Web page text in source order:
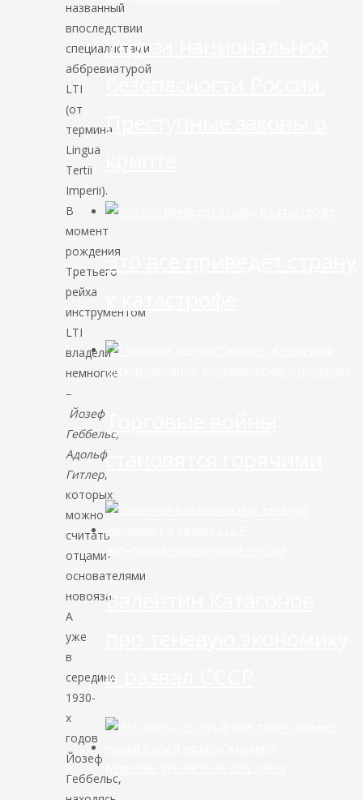
названный
впоследствии
специалистами
аббревиатурой
LTI
(от
термина
Lingua
Tertii
Imperii).
В
момент
рождения
Третьего
рейха
инструментом
LTI
владели
немногие
–
Йозеф
Геббельс,
Адольф
Гитлер,
которых
можно
считать
отцами-
основателями
новояза.
А
уже
в
середине
1930-
х
годов
Йозеф
Геббельс,
Угроза национальной
безопасности России.
Преступные законы о
Это всё приведёт страну
Международные экономические отношения
становятся горячими
Экономика современной России
Валентин Катасонов
и развал СССР